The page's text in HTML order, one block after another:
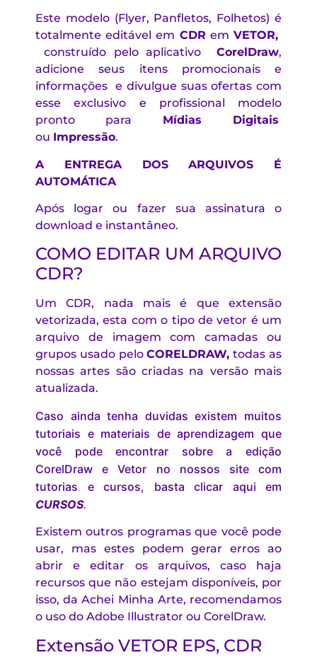
Este modelo (Flyer, Panfletos, Folhetos) é
totalmente editável em CDR emVETOR,
construído pelo aplicativoCorelDraw,
adicione seus itens promocionais e
informações e divulgue suas ofertas com
esse exclusivo e profissional modelo
pronto para Mídias Digitais
ou Impressão.
A ENTREGA DOS ARQUIVOS É
AUTOMÁTICA
Após logar ou fazer sua assinatura o
download e instantâneo.
COMO EDITAR UM ARQUIVO
CDR?
Um CDR, nada mais é que extensão
vetorizada, esta com o tipo de vetor é um
arquivo de imagem com camadas ou
grupos usado peloCORELDRAW, todas as
nossas artes são criadas na versão mais
atualizada.
Caso ainda tenha duvidas existem muitos
tutoriais e materiais de aprendizagem que
você pode encontrar sobre a edição
CorelDraw e Vetor no nossos site com
tutorias e cursos, basta clicar aqui em
CURSOS.
Existem outros programas que você pode
usar, mas estes podem gerar erros ao
abrir e editar os arquivos, caso haja
recursos que não estejam disponíveis, por
isso, da Achei Minha Arte, recomendamos
o uso do Adobe Illustrator ou CorelDraw.
Extensão VETOR EPS, CDR